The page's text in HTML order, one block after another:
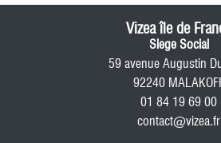
Vizea île de
Siege Social
59 avenue Augustin
92240
01 84 19 69 00
contact@vizea.fr